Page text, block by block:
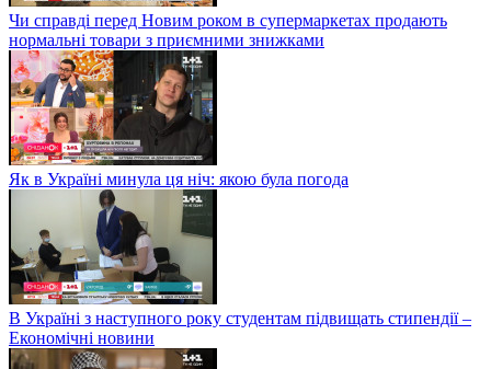
Чи справді перед Новим роком в супермаркетах продають
нормальні товари з приємними знижками
Як в Україні минула ця ніч: якою була погода
В Україні з наступного року студентам підвищать стипендії –
Економічні новини